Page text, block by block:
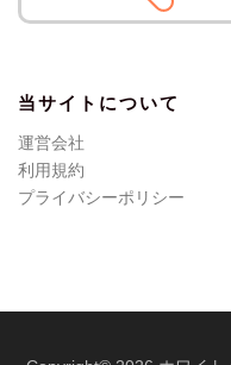
当サイトについて
運営会社
利用規約
プライバシーポリシー